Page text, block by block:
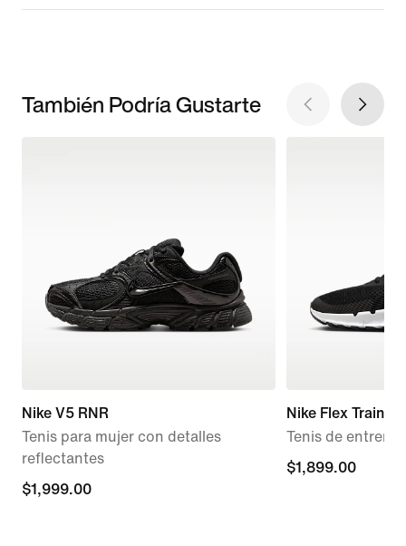
También Podría Gustarte
Nike V5 RNR
Tenis para mujer con detalles
reflectantes
$1,999.00
$1,999.00
Nike Flex Train
Tenis de
$1,899.00
$1,899.00